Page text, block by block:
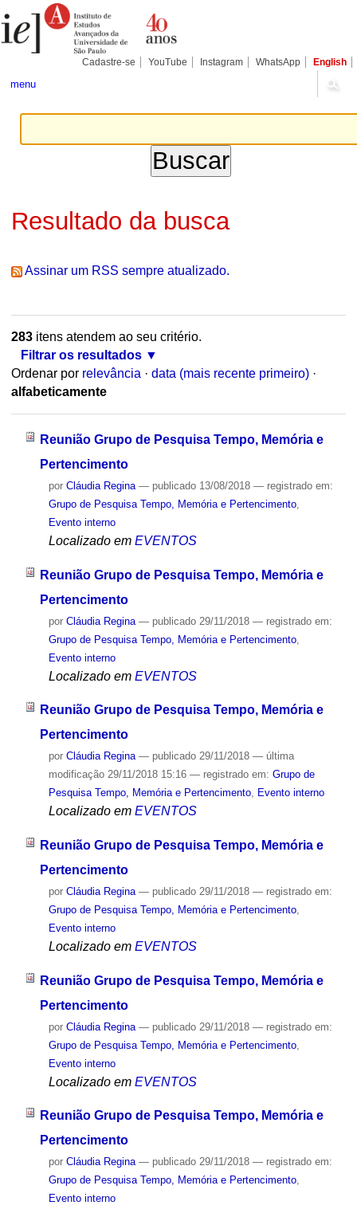
para
conteúdo.
Pessoais
Cadastre-se YouTube Instagram WhatsApp English
menu
Resultado da busca
Assinar um RSS sempre atualizado.
283itens atendem ao seu critério.
Filtrar os resultados
Ordenar por relevância · data (mais recente primeiro) ·
alfabeticamente
Reunião Grupo de Pesquisa Tempo, Memória e
Pertencimento
por Cláudia Regina — publicado13/08/2018 — registrado em:
Grupo de Pesquisa Tempo, Memória e Pertencimento,
Evento interno
Localizado em EVENTOS
Reunião Grupo de Pesquisa Tempo, Memória e
Pertencimento
por Cláudia Regina — publicado29/11/2018 — registrado em:
Grupo de Pesquisa Tempo, Memória e Pertencimento,
Evento interno
Localizado em EVENTOS
Reunião Grupo de Pesquisa Tempo, Memória e
Pertencimento
por Cláudia Regina — publicado29/11/2018 — última
modificação29/11/2018 15:16 — registrado em: Grupo de
Pesquisa Tempo, Memória e Pertencimento, Evento interno
Localizado em EVENTOS
Reunião Grupo de Pesquisa Tempo, Memória e
Pertencimento
por Cláudia Regina — publicado29/11/2018 — registrado em:
Grupo de Pesquisa Tempo, Memória e Pertencimento,
Evento interno
Localizado em EVENTOS
Reunião Grupo de Pesquisa Tempo, Memória e
Pertencimento
por Cláudia Regina — publicado29/11/2018 — registrado em:
Grupo de Pesquisa Tempo, Memória e Pertencimento,
Evento interno
Localizado em EVENTOS
Reunião Grupo de Pesquisa Tempo, Memória e
Pertencimento
por Cláudia Regina — publicado29/11/2018 — registrado em:
Grupo de Pesquisa Tempo, Memória e Pertencimento,
Evento interno